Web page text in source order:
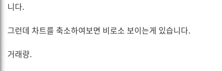
니다.
그런데 차트를 축소하여보면 비로소 보이는게 있습니다.
거래량.